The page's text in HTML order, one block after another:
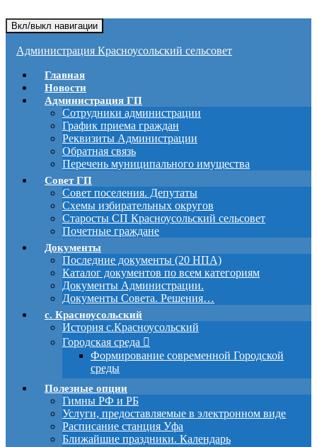
Вкл/выкл навигации
Администрация Красноусольский сельсовет
Главная
Новости
Администрация ГП
Сотрудники администрации
График приема граждан
Реквизиты Администрации
Обратная связь
Перечень муниципального имущества
Совет ГП
Совет поселения. Депутаты
Схемы избирательных округов
Старосты СП Красноусольский сельсовет
Почетные граждане
Документы
Последние документы (20 НПА)
Каталог документов по всем категориям
Документы Администрации.
Документы Совета. Решения…
с. Красноусольский
История с.Красноусольский
Городская среда
Формирование современной Городской
среды
Полезные опции
Гимны РФ и РБ
Услуги, предоставляемые в электронном виде
Расписание станция Уфа
Ближайшие праздники. Календарь